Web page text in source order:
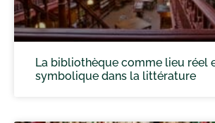
La bibliothèque comme lieu réel
symbolique dans la littérature